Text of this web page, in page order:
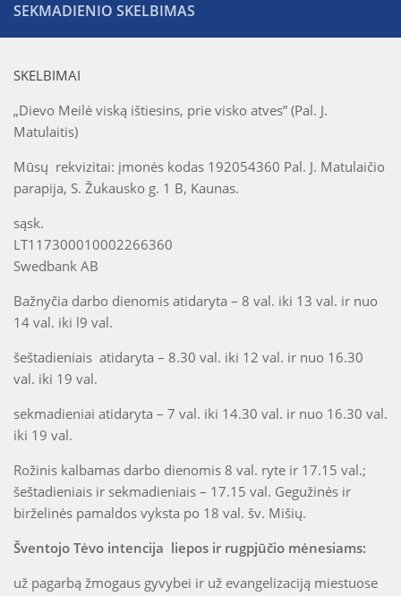
Kitos grupės ir bendrijos
Motinos maldoje
AA grupė
Marijos legionas
Nazareto šeimos
Skautai
SEKMADIENIO SKELBIMAS
SKELBIMAI
„Dievo Meilė viską ištiesins, prie visko atves” (Pal. J.
Matulaitis)
Mūsų rekvizitai: įmonės kodas 192054360 Pal. J. Matulaičio
parapija, S. Žukausko g. 1 B, Kaunas.
sąsk.
LT117300010002266360
Swedbank AB
Bažnyčia darbo dienomis atidaryta – 8 val. iki 13 val. ir nuo
14 val. iki l9 val.
šeštadieniais atidaryta – 8.30 val. iki 12 val. ir nuo 16.30
val. iki 19 val.
sekmadieniai atidaryta – 7 val. iki 14.30 val. ir nuo 16.30 val.
iki 19 val.
Rožinis kalbamas darbo dienomis 8 val. ryte ir 17.15 val.;
šeštadieniais ir sekmadieniais – 17.15 val. Gegužinės ir
birželinės pamaldos vyksta po 18 val. šv. Mišių.
Šventojo Tėvo intencija liepos ir rugpjūčio mėnesiams:
už pagarbą žmogaus gyvybei ir už evangelizaciją miestuose